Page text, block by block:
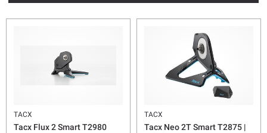
TACX
Tacx Flux 2 Smart T2980
TACX
Tacx Neo 2T Smart T2875 |